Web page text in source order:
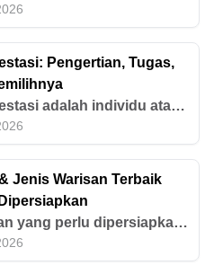
satu aset yang bisa
biaya terjangkau
Simak cara selengkapnya
Pengertian, Tugas,
adalah individu atau
mengelola jalannya
klien. Ayo pelajari
Jenis Warisan Terbaik
yang perlu dipersiapkan
cukup beragam, mulai
hingga bisnis.